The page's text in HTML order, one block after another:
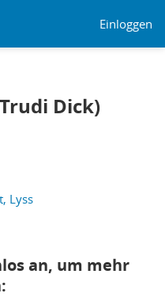
Einloggen
Dick)
Lyss
an, um mehr